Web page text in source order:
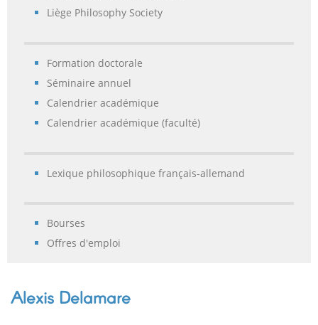
Liège Philosophy Society
Formation doctorale
Séminaire annuel
Calendrier académique
Calendrier académique (faculté)
Lexique philosophique français-allemand
Bourses
Offres d'emploi
Alexis Delamare